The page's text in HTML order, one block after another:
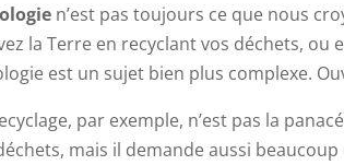
n’est pas toujours ce que nous
la Terre en recyclant vos déchets,
est un sujet bien plus complexe.
par exemple, n’est pas la
mais il demande aussi